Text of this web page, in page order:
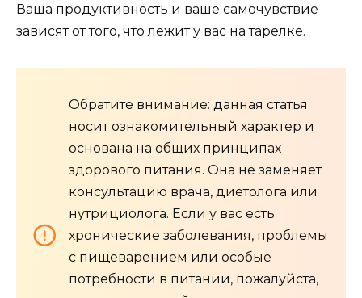
Ваша продуктивность и ваше самочувствие
зависят от того, что лежит у вас на тарелке.
Обратите внимание: данная статья
носит ознакомительный характер и
основана на общих принципах
здорового питания. Она не заменяет
консультацию врача, диетолога или
нутрициолога. Если у вас есть
хронические заболевания, проблемы
с пищеварением или особые
потребности в питании, пожалуйста,